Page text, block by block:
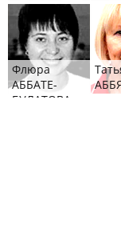
Флюра
АББАТЕ-
БУЛАТОВА